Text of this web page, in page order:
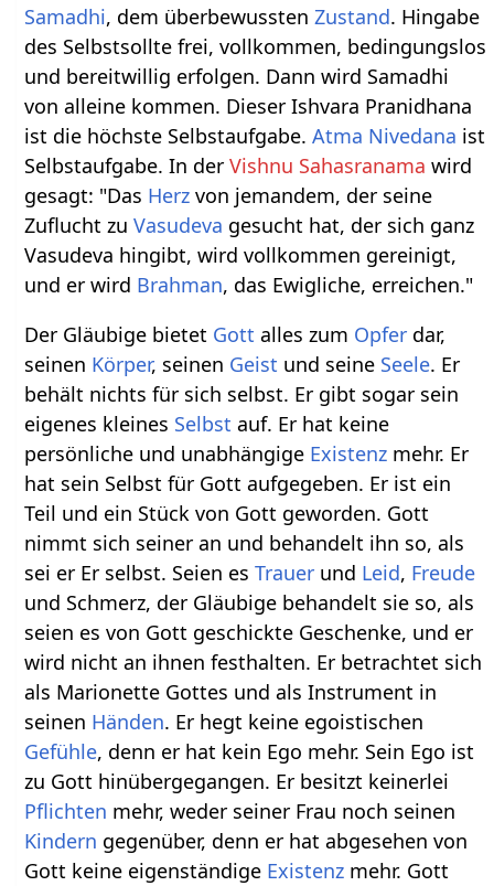
Samadhi, dem überbewusstenZustand. Hingabe
des Selbstsollte frei, vollkommen, bedingungslos
und bereitwillig erfolgen. Dann wird Samadhi
von alleine kommen. Dieser Ishvara Pranidhana
ist die höchste Selbstaufgabe.Atma Nivedana ist
Selbstaufgabe. In derVishnu Sahasranama wird
gesagt: "Das Herz von jemandem, der seine
Zuflucht zuVasudeva gesucht hat, der sich ganz
Vasudeva hingibt, wird vollkommen gereinigt,
und er wird Brahman, das Ewigliche, erreichen."
Der Gläubige bietet Gott alles zum Opfer dar,
seinen Körper, seinen Geist und seine Seele. Er
behält nichts für sich selbst. Er gibt sogar sein
eigenes kleines Selbst auf. Er hat keine
persönliche und unabhängige Existenz mehr. Er
hat sein Selbst für Gott aufgegeben. Er ist ein
Teil und ein Stück von Gott geworden. Gott
nimmt sich seiner an und behandelt ihn so, als
sei er Er selbst. Seien esTrauer und Leid, Freude
und Schmerz, der Gläubige behandelt sie so, als
seien es von Gott geschickte Geschenke, und er
wird nicht an ihnen festhalten. Er betrachtet sich
als Marionette Gottes und als Instrument in
seinen Händen. Er hegt keine egoistischen
Gefühle, denn er hat kein Ego mehr. Sein Ego ist
zu Gott hinübergegangen. Er besitzt keinerlei
Pflichten mehr, weder seiner Frau noch seinen
Kindern gegenüber, denn er hat abgesehen von
Gott keine eigenständige Existenz mehr. Gott